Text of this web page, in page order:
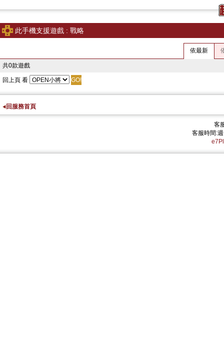
此手機支援遊戲 : 戰略
依最新
共0款遊戲
回上頁 看
回服務首頁
客
客服時間: